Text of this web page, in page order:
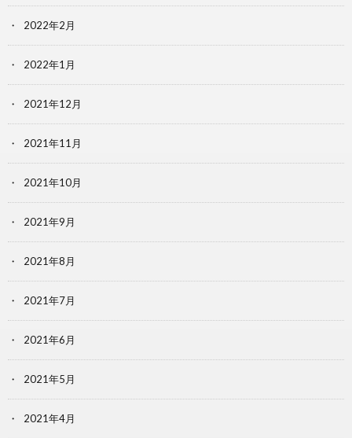
2022年2月
2022年1月
2021年12月
2021年11月
2021年10月
2021年9月
2021年8月
2021年7月
2021年6月
2021年5月
2021年4月